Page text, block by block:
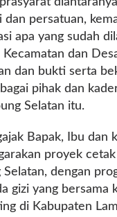
dan persatuan,
apa yang sudah
Kecamatan dan
dan bukti serta
pihak dan
Selatan itu.
Bapak, Ibu dan
proyek cetak
Selatan, dengan
gizi yang bersama
di Kabupaten